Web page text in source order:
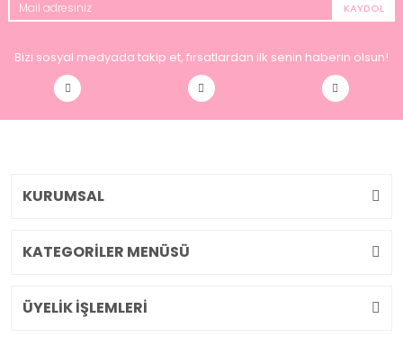
KAYDOL
Bizi sosyal medyada takip et, fırsatlardan ilk senin haberin olsun!
KURUMSAL
KATEGORİLER MENÜSÜ
ÜYELİK İŞLEMLERİ